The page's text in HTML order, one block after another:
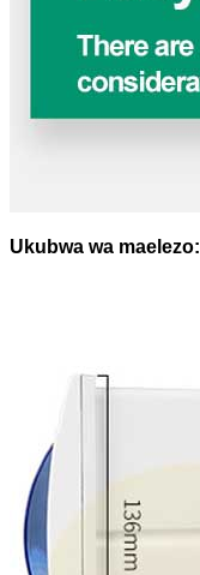
Ukubwa wa maelezo: